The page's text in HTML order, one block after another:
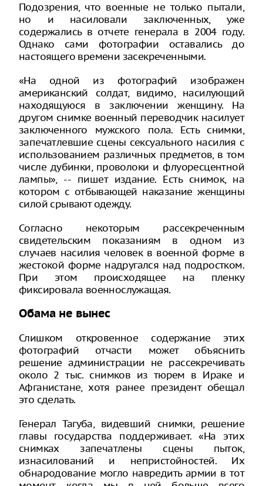
Подозрения, что военные не только пытали,
но и насиловали заключенных, уже
содержались в отчете генерала в 2004 году.
Однако сами фотографии оставались до
настоящего времени засекреченными.
«На одной из фотографий изображен
американский солдат, видимо, насилующий
находящуюся в заключении женщину. На
другом снимке военный переводчик насилует
заключенного мужского пола. Есть снимки,
запечатлевшие сцены сексуального насилия с
использованием различных предметов, в том
числе дубинки, проволоки и флуоресцентной
лампы», -- пишет издание. Есть снимок, на
котором с отбывающей наказание женщины
силой срывают одежду.
Согласно некоторым рассекреченным
свидетельским показаниям в одном из
случаев насилия человек в военной форме в
жестокой форме надругался над подростком.
При этом происходящее на пленку
фиксировала военнослужащая.
Обама не вынес
Слишком откровенное содержание этих
фотографий отчасти может объяснить
решение администрации не рассекречивать
около 2 тыс. снимков из тюрем в Ираке и
Афганистане, хотя ранее президент обещал
это сделать.
Генерал Тагуба, видевший снимки, решение
главы государства поддерживает. «На этих
снимках запечатлены сцены пыток,
изнасилований и непристойностей. Их
обнародование могло навредить армии в тот